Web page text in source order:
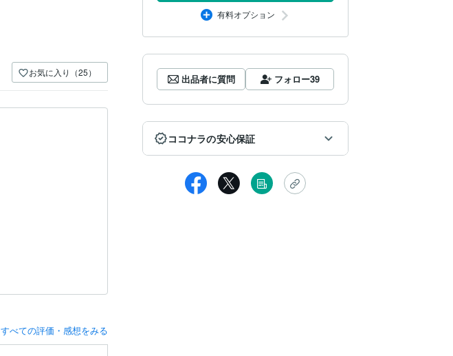
お気に入り（25）
すべての評価・感想をみる
有料オプション
出品者に質問 フォロー39
ココナラの安心保証